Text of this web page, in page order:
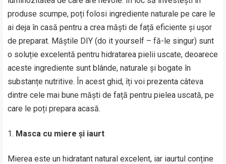
produse scumpe, poți folosi ingrediente naturale pe care le
ai deja în casă pentru a crea măști de față eficiente și ușor
de preparat. Măștile DIY (do it yourself – fă-le singur) sunt
o soluție excelentă pentru hidratarea pielii uscate, deoarece
aceste ingrediente sunt blânde, naturale și bogate în
substanțe nutritive. În acest ghid, îți voi prezenta câteva
dintre cele mai bune măști de față pentru pielea uscată, pe
care le poți prepara acasă.
Masca cu miere și iaurt
Mierea este un hidratant natural excelent, iar iaurtul conține